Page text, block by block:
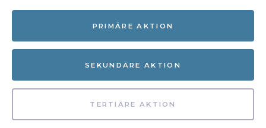
PRIMÄRE AKTION
SEKUNDÄRE AKTION
TERTIÄRE AKTION